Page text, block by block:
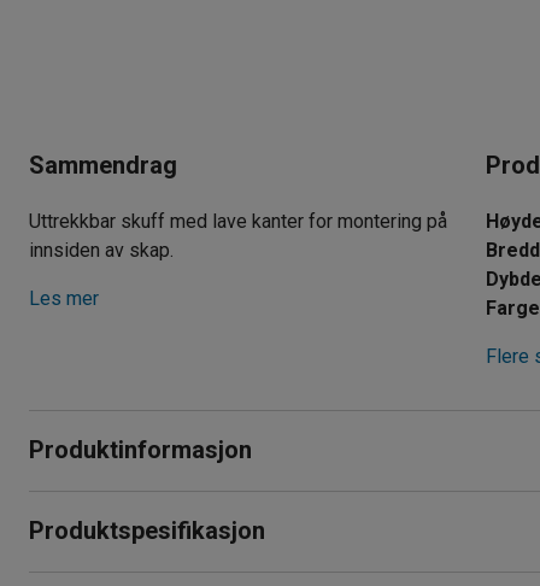
Sammendrag
Uttrekkbar skuff med lave kanter for montering på
innsiden av skap.
Les mer
Dybde
Farge
Flere
Produktinformasjon
teleskopskinner.
Produktspesifikasjon